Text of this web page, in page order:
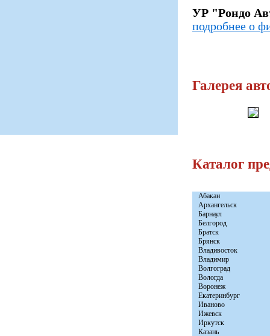
УР "Рондо
подробнее о
Галерея
Каталог
Абакан
Архангельск
Барнаул
Белгород
Братск
Брянск
Владивосток
Владимир
Волгоград
Вологда
Воронеж
Екатеринбург
Иваново
Ижевск
Иркутск
Казань